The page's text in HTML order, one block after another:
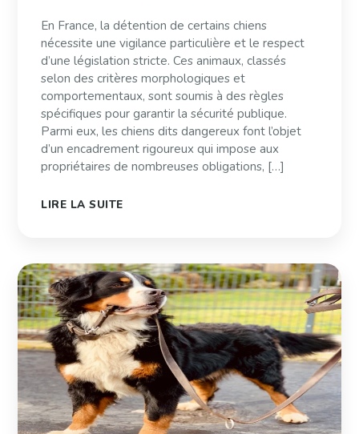
En France, la détention de certains chiens
nécessite une vigilance particulière et le respect
d’une législation stricte. Ces animaux, classés
selon des critères morphologiques et
comportementaux, sont soumis à des règles
spécifiques pour garantir la sécurité publique.
Parmi eux, les chiens dits dangereux font l’objet
d’un encadrement rigoureux qui impose aux
propriétaires de nombreuses obligations, […]
LIRE LA SUITE